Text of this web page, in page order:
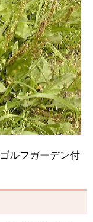
フガーデン付